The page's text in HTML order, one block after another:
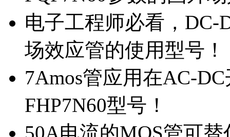
电子工程师必看，DC-
场效应管的使用型号！
7Amos管应用在AC-
FHP7N60型号！